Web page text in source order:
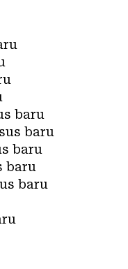
baru
baru
baru
baru
baru